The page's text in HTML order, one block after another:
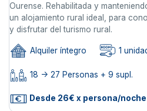
Ourense. Rehabilitada y
un alojamiento rural ideal, para
y disfrutar del turismo rural.
Alquiler íntegro 1
18 -> 27 Personas + 9 supl.
Desde 26€ x persona/noche